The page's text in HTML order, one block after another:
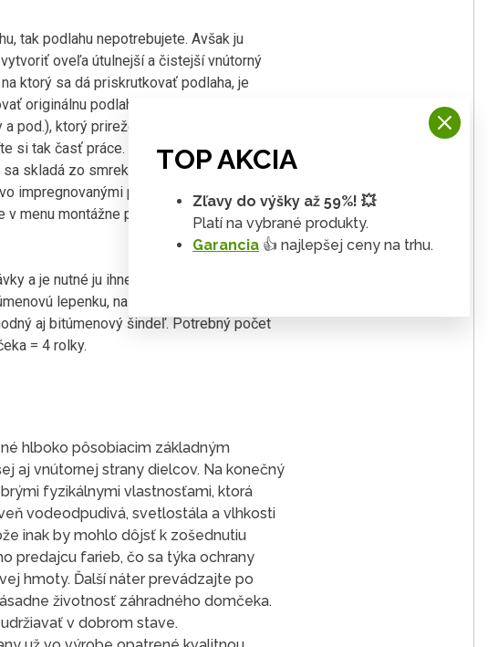
tak podlahu nepotrebujete. Avšak ju
oveľa útulnejší a čistejší vnútorný
ktorý sa dá priskrutkovať podlaha, je
originálnu podlahu, na podlahový rám je
pod.), ktorý prirežete na požadované
si tak časť práce. Položenie podlahy je
skladá zo smrekových profilov s perom a
impregnovanými podlahovými nosníkmi
menu montážne príslušenstvo KARIBU.
a je nutné ju ihneď po stavbe doplniť
lepenku, na ploché strechy
aj bitúmenový šindeľ. Potrebný počet
= 4 rolky.
hlboko pôsobiacim základným
aj vnútornej strany dielcov. Na konečný
fyzikálnymi vlastnosťami, ktorá
vodeodpudivá, svetlostála a vlhkosti
inak by mohlo dôjsť k zošednutiu
predajcu farieb, čo sa týka ochrany
hmoty. Ďalší náter prevádzajte po
životnosť záhradného domčeka.
v dobrom stave.
TOP AKCIA
Zľavy do výšky až 59%! 💥
Platí na vybrané produkty.
Garancia 👍 najlepšej ceny na trhu.